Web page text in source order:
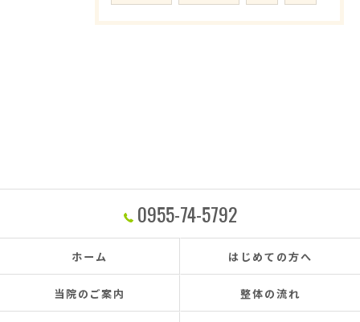
0955-74-5792
ホーム はじめての方へ
当院のご案内 整体の流れ